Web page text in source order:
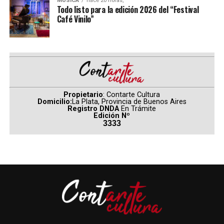
(Fuente: Ultracine – Por Carina Rodríguez )
Comparte esto:
Los domingos
Blanca Soroa, Juan Minujín, Patria López
Arnaiz, Miguel Garcés, Mabel Rivera, Nagore
Todo listo para la edición 2026 del “Festival
Café Vinilo”
Propietario: Contarte Cultura
Domicilio:La Plata, Provincia de Buenos Aires
Registro DNDA En Trámite
Edición Nº
3333